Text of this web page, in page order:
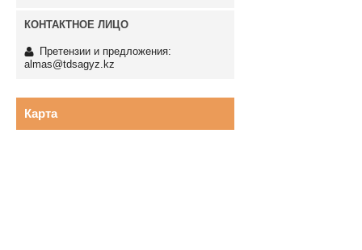
Претензии и предложения:
almas@tdsagyz.kz
Карта